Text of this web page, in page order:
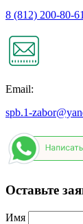
8 (812) 200-80-61
Email:
spb.1-
Оставьте
Имя